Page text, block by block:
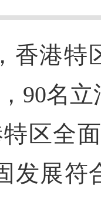
香港特
90名
区全
发展符